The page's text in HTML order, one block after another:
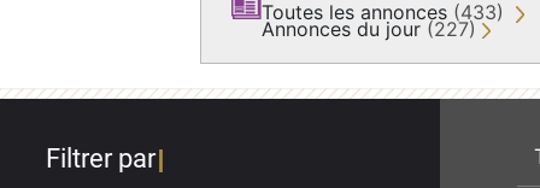
Toutes les annonces (433)
Annonces du jour (227)
Filtrer par